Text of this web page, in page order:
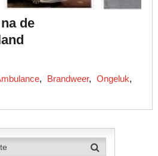
de
, Brandweer, Ongeluk,